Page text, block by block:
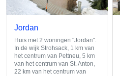
Jordan
Huis met 2 woningen "Jordan".
In de wijk Strohsack, 1 km van
het centrum van Pettneu, 5 km
van het centrum van St. Anton,
22 km van het centrum van